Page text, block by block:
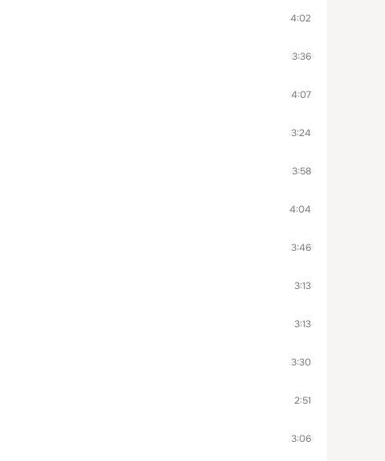
4:02
3:36
4:07
3:24
3:58
4:04
3:46
3:13
3:13
3:30
2:51
3:06